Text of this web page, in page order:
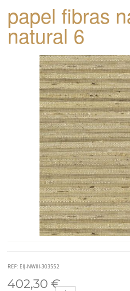
papel fibras
natural 6
REF: EIJ-NWIII-303552
402,30 €